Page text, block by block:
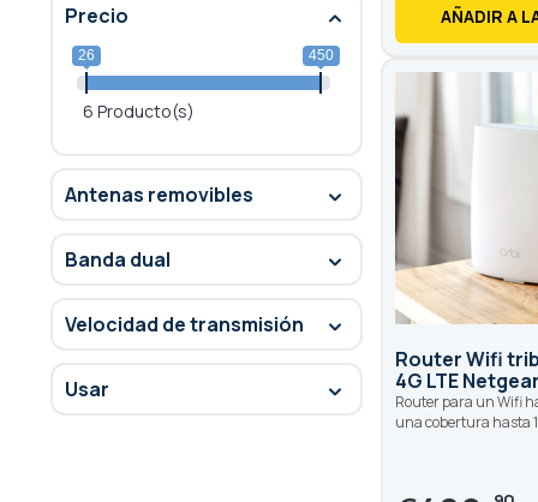
AÑADIR A
Router Wifi
4G LTE
Router para un Wifi
una cobertura hasta
Precio
26 450
6 Producto(s)
Antenas removibles
Banda dual
Velocidad de transmisión
Usar